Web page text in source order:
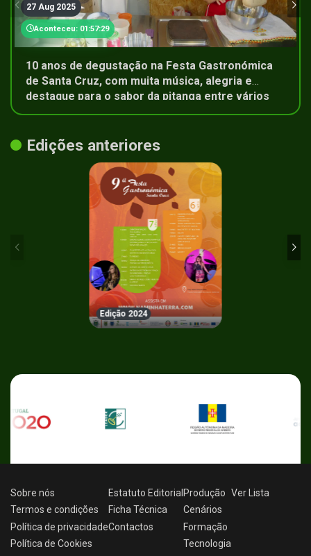
27 Aug 2025
Aconteceu: 01:57:29
10 anos de degustação na Festa Gastronómica
de Santa Cruz, com muita música, alegria e
destaque para o sabor da pitanga entre vários
pratos. Veja os melhores momentos connosco
Edições anteriores
Edição 2024
Sobre nós
Termos e condições
Política de privacidade
Política de Cookies
Estatuto Editorial
Ficha Técnica
Contactos
Produção
Cenários
Formação
Tecnologia
Ver Lista